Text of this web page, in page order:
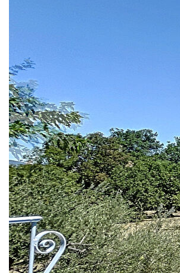
Description
Réf : LP-1103
CAMPAGNE DE CARPENTRAS
MAISON T3 65M² AVEC BASSIN SUR
TERRAIN.
A l'année ou pour vos congés, venez
dans cet endroit idyllique, avec vue
Dentelles de Montmirail et le Mont-
Cette bâtisse des années 60 a été
2019. De plain pied, elle vous propose